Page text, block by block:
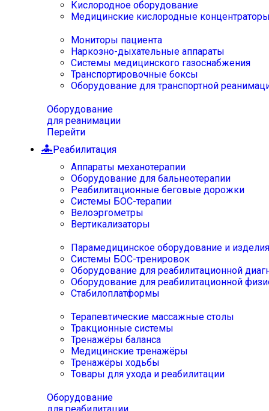
Кислородное оборудование
Медицинские кислородные
Мониторы пациента
Наркозно-дыхательные аппараты
Системы медицинского газоснабжения
Транспортировочные боксы
Оборудование для транспортной
Оборудование
для реанимации
Перейти
Реабилитация
Аппараты механотерапии
Оборудование для бальнеотерапии
Реабилитационные беговые дорожки
Системы БОС-терапии
Велоэргометры
Вертикализаторы
Парамедицинское оборудование и изделия
Системы БОС-тренировок
Оборудование для реабилитационной
Оборудование для реабилитационной
Стабилоплатформы
Терапевтические массажные столы
Тракционные системы
Тренажёры баланса
Медицинские тренажёры
Тренажёры ходьбы
Товары для ухода и реабилитации
Оборудование